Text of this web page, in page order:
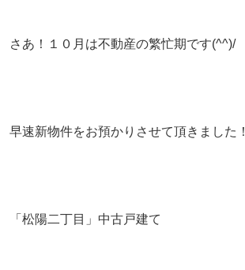
さあ！１０月は不動産の繁忙期です(^^)/
早速新物件をお預かりさせて頂きました！
「松陽二丁目」中古戸建て